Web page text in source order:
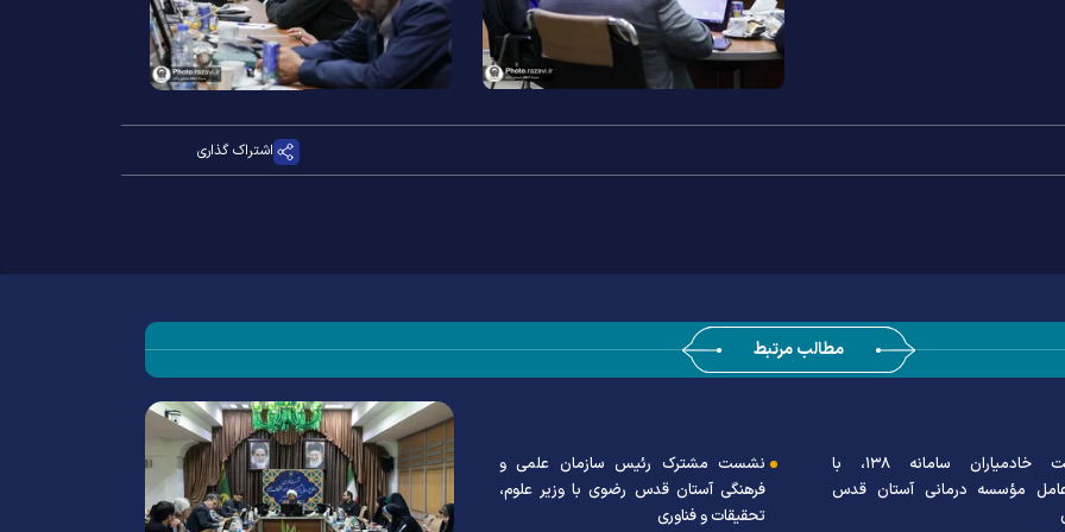
اشتراک گذاری
مطالب مرتبط
مشترک رئیس سازمان علمی و
آستان قدس رضوی با وزیر علوم،
و فناوری